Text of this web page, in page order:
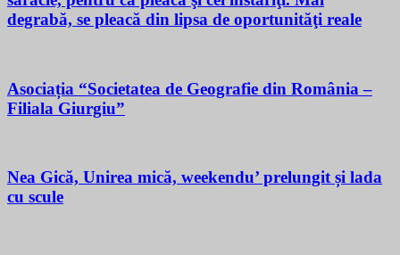
degrabă, se pleacă din lipsa de oportunităţi reale
Asociația “Societatea de Geografie din România –
Filiala Giurgiu”
Nea Gică, Unirea mică, weekendu’ prelungit și lada
cu scule